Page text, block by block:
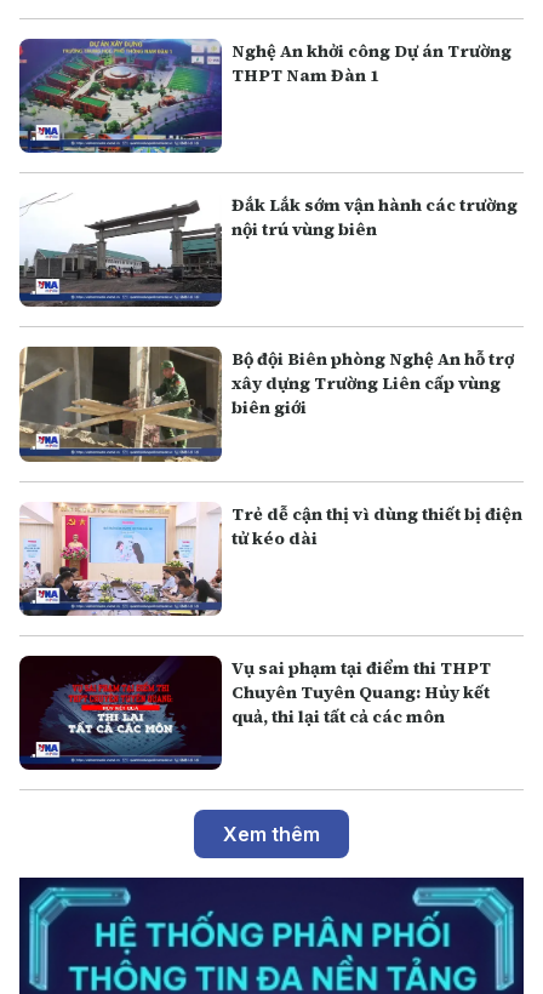
Nghệ An khởi công Dự án Trường
THPT Nam Đàn 1
Đắk Lắk sớm vận hành các trường
nội trú vùng biên
Bộ đội Biên phòng Nghệ An hỗ trợ
xây dựng Trường Liên cấp vùng
biên giới
Trẻ dễ cận thị vì dùng thiết bị điện
tử kéo dài
Vụ sai phạm tại điểm thi THPT
Chuyên Tuyên Quang: Hủy kết
quả, thi lại tất cả các môn
Xem thêm